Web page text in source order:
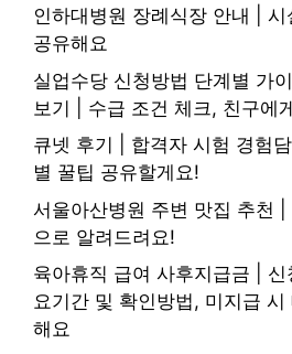
인하대병원 장례식장 안내 |
공유해요
실업수당 신청방법 단계별 가
보기 | 수급 조건 체크, 친구에
큐넷 후기 | 합격자 시험 경험
별 꿀팁 공유할게요!
서울아산병원 주변 맛집 추천
으로 알려드려요!
육아휴직 급여 사후지급금 |
요기간 및 확인방법, 미지급
해요